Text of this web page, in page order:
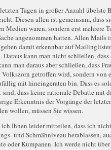
Tagen in großer Anzahl übelste
Diesen allen ist gemeinsam, dass
Medien waren, sondern erst mehrere
angenommen hatten. Allen Mails
damit erkennbar auf
kann man nicht schließen,
man daraus aber schließen, dass
getroffen wird, sondern von
mit hineingeraten bin. Dass es
dass keine rationale Debatte mit
Erkenntnis der Vorgänge der
wollen, müssen Sie wissen.
ich Ihnen leider mitteilen, dass ich
und Schmähniveau herablassen,
oder Kumpanen. Ich werde nicht